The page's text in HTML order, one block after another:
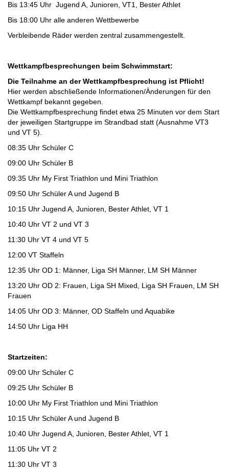
Bis 13:45 Uhr Jugend A, Junioren, VT1, Bester Athlet
Bis 18:00 Uhr alle anderen Wettbewerbe
Verbleibende Räder werden zentral zusammengestellt.
Wettkampfbesprechungen beim Schwimmstart:
Die Teilnahme an der Wettkampfbesprechung ist Pflicht!
Hier werden abschließende Informationen/Änderungen für den
Wettkampf bekannt gegeben.
Die Wettkampfbesprechung findet etwa 25 Minuten vor dem Start
der jeweiligen Startgruppe im Strandbad statt (Ausnahme VT3
und VT 5).
08:35 Uhr Schüler C
09:00 Uhr Schüler B
09:35 Uhr My First Triathlon und Mini Triathlon
09:50 Uhr Schüler A und Jugend B
10:15 Uhr Jugend A, Junioren, Bester Athlet, VT 1
10:40 Uhr VT 2 und VT 3
11:30 Uhr VT 4 und VT 5
12:00 VT Staffeln
12:35 Uhr OD 1: Männer, Liga SH Männer, LM SH Männer
13:20 Uhr OD 2: Frauen, Liga SH Mixed, Liga SH Frauen, LM SH
Frauen
14:05 Uhr OD 3: Männer, OD Staffeln und Aquabike
14:50 Uhr Liga HH
Startzeiten:
09:00 Uhr Schüler C
09:25 Uhr Schüler B
10:00 Uhr My First Triathlon und Mini Triathlon
10:15 Uhr Schüler A und Jugend B
10:40 Uhr Jugend A, Junioren, Bester Athlet, VT 1
11:05 Uhr VT 2
11:30 Uhr VT 3